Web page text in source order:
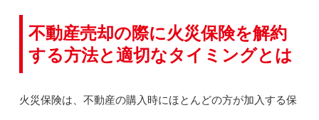
不動産売却の際に火災保険を解約
する方法と適切なタイミングとは
火災保険は、不動産の購入時にほとんどの方が加入する保